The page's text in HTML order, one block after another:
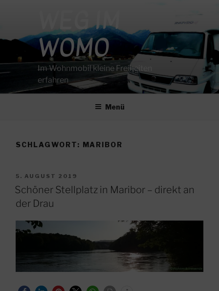
WEG IM
WOMO
Im Wohnmobil kleine Freiheiten
erfahren
Menü
SCHLAGWORT: MARIBOR
VERÖFFENTLICHT
AM
5. AUGUST 2019
Schöner Stellplatz in Maribor – direkt an
der Drau